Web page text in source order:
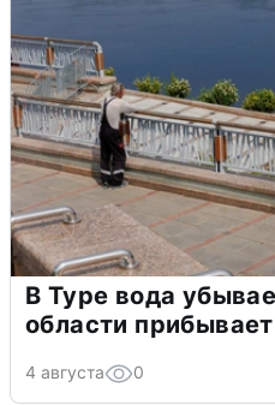
В Туре вода
области прибывает
4 августа 0